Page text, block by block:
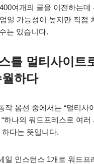
여개의 글을 이전하는
일 가능성이 높지만 직접
는 있습니다.
를 멀티사이트
하다
작 옵션 중에서는 “멀티사
하나의 워드프레스로 여
하다는 뜻입니다.
일 인스턴스 1개로 워드프